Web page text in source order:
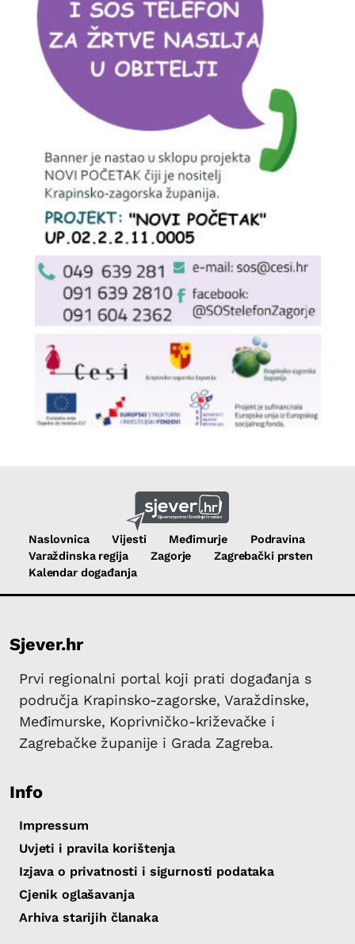
Naslovnica Vijesti Međimurje
Podravina
Varaždinska regija
Zagorje
Zagrebački prsten
Kalendar događanja
Sjever.hr
Prvi regionalni portal koji prati događanja s
područja Krapinsko-zagorske, Varaždinske,
Međimurske, Koprivničko-križevačke i
Zagrebačke županije i Grada Zagreba.
Info
Impressum
Uvjeti i pravila korištenja
Izjava o privatnosti i sigurnosti podataka
Cjenik oglašavanja
Arhiva starijih članaka